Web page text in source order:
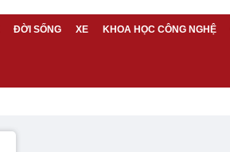
ĐỜI SỐNG XE KHOA HỌC CÔNG NGHỆ